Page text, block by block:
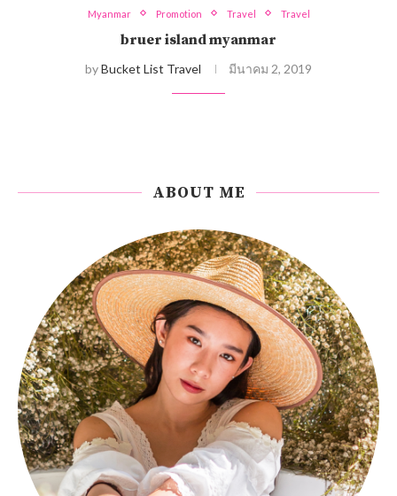
Myanmar Promotion Travel Travel
bruer island myanmar
byBucket List Travel มีนาคม 2, 2019
ABOUT ME